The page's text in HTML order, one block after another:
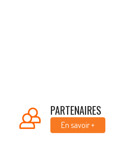
PARTENAIRES
En savoir +